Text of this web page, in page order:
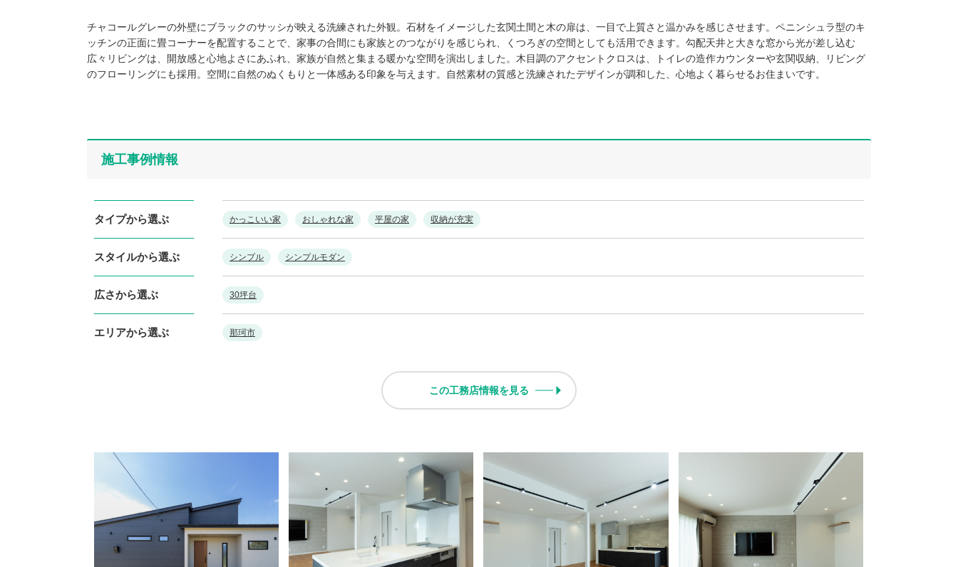
チャコールグレーの外壁にブラックのサッシが映える洗練された外観。石材をイメージした玄関土間と木の扉は、一目で上質さと温かみを感じさせます。ペニンシュラ型のキ
ッチンの正面に畳コーナーを配置することで、家事の合間にも家族とのつながりを感じられ、くつろぎの空間としても活用できます。勾配天井と大きな窓から光が差し込む
広々リビングは、開放感と心地よさにあふれ、家族が自然と集まる暖かな空間を演出しました。木目調のアクセントクロスは、トイレの造作カウンターや玄関収納、リビング
のフローリングにも採用。空間に自然のぬくもりと一体感ある印象を与えます。自然素材の質感と洗練されたデザインが調和した、心地よく暮らせるお住まいです。
施工事例情報
タイプから選ぶ かっこいい家 おしゃれな家 平屋の家 収納が充実
スタイルから選ぶ シンプル シンプルモダン
広さから選ぶ 30坪台
エリアから選ぶ 那珂市
この工務店情報を見る